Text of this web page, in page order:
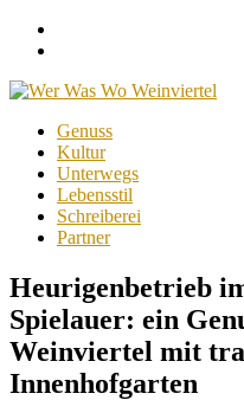
Skip
content
Genuss
Kultur
Unterwegs
Lebensstil
Schreiberei
Partner
Heurigenbetrieb
Spielauer: ein
Weinviertel mit
Innenhofgarten